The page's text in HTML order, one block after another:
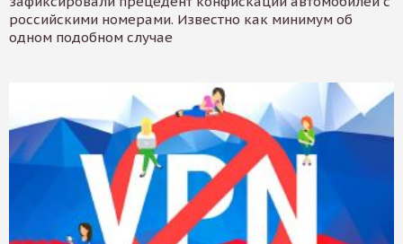
российскими номерами. Известно как минимум об
одном подобном случае